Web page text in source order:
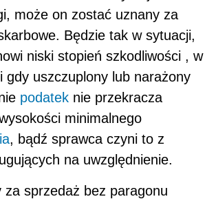
może on zostać uznany za
Będzie tak w sytuacji,
niski stopień szkodliwości , w
gdy uszczuplony lub narażony
podatek nie przekracza
minimalnego
, bądź sprawca czyni to z
na uwzględnienie.
za sprzedaż bez paragonu